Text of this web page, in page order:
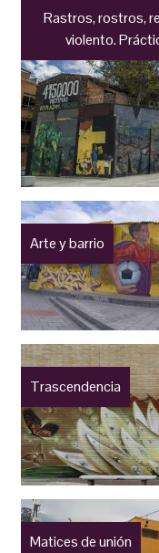
Rastros, rostros,
violento.
Arte y barrio
Trascendencia
Matices de unión